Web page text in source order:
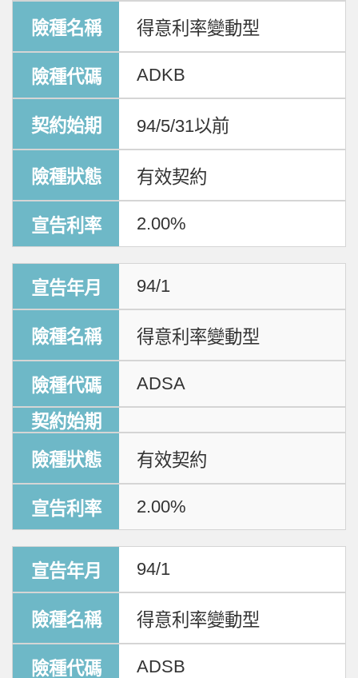
得意利率變動型
ADKB
94/5/31以前
有效契約
2.00%
94/1
得意利率變動型
ADSA
有效契約
2.00%
94/1
得意利率變動型
ADSB